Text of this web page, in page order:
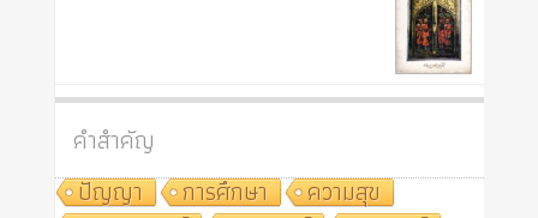
คำสำคัญ
ปัญญา
การศึกษา
ความสุข